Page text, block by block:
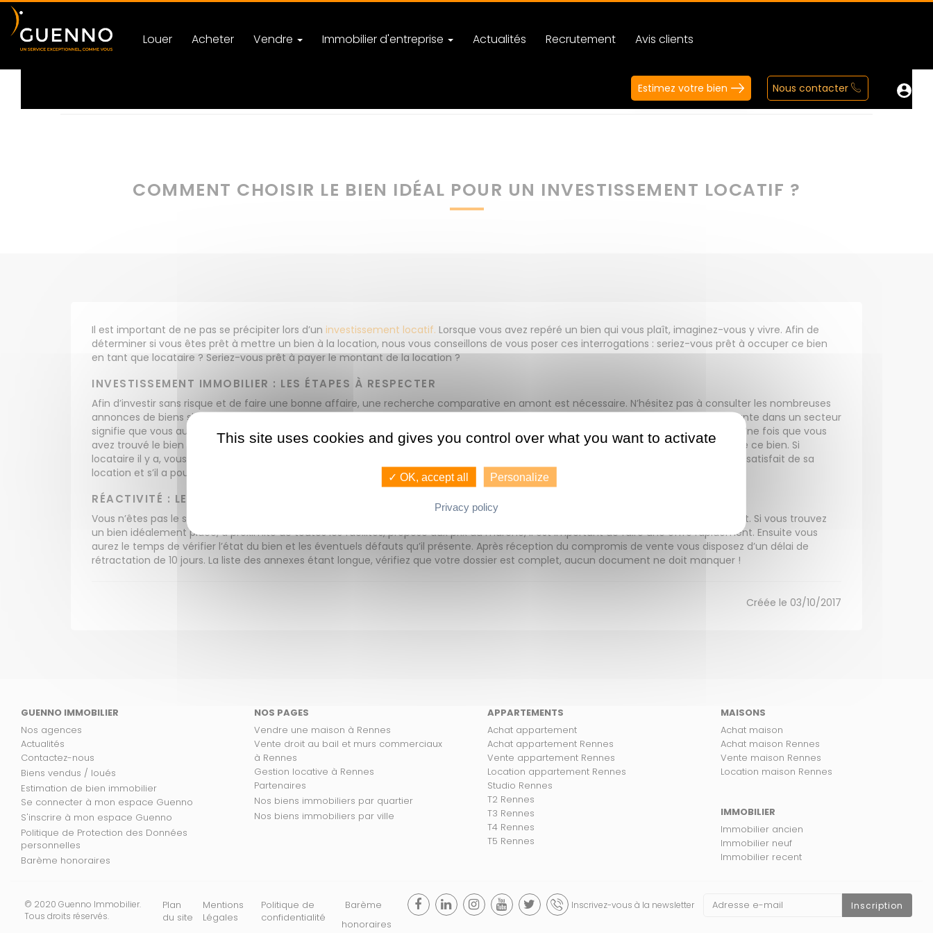
Louer Acheter Vendre Immobilier d'entreprise Actualités Recrutement Avis clients
Estimez votre bien Nous contacter
Comment choisir le bien idéal pour un investissement locatif ?
COMMENT CHOISIR LE BIEN IDÉAL POUR UN INVESTISSEMENT LOCATIF ?
Il est important de ne pas se précipiter lors d’un investissement locatif. Lorsque vous avez repéré un bien qui vous plaît, imaginez-vous y vivre. Afin de
déterminer si vous êtes prêt à mettre un bien à la location, nous vous conseillons de vous poser ces interrogations : seriez-vous prêt à occuper ce bien
en tant que locataire ? Seriez-vous prêt à payer le montant de la location ?
INVESTISSEMENT IMMOBILIER : LES ÉTAPES À RESPECTER
Afin d’investir sans risque et de faire une bonne affaire, une recherche comparative en amont est nécessaire. N’hésitez pas à consulter les nombreuses
annonces de biens similaires à louer dans le même secteur. L’offre et la demande doivent être en corrélation ; une offre trop importante dans un secteur
signifie que vous aurez des difficultés à trouver un locataire. Nous vous conseillons également de vous aligner sur les prix du marché. Une fois que vous
avez trouvé le bien de vos rêves, il reste quelques points à éclaircir avant de passer à son acquisition. Renseignez-vous sur la qualité de ce bien. Si
locataire il y a, vous pouvez l’interroger sur le montant du loyer, le bail et les conditions du bail… Vous pouvez aussi lui demander s’il est satisfait de sa
location et s’il a pour projet de changer de logement.
RÉACTIVITÉ : LE MAÎTRE-MOT LORS D’UN INVESTISSEMENT LOCATIF
Vous n’êtes pas le seul à avoir l’intention d’investir. Vous devez être alerte car le bien idéal risque de ne pas être disponible indéfiniment. Si vous trouvez
un bien idéalement placé, à proximité de toutes les facilités, proposé aux prix du marché, il est important de faire une offre rapidement. Ensuite vous
aurez le temps de vérifier l’état du bien et les éventuels défauts qu’il présente. Après réception du compromis de vente vous disposez d’un délai de
rétractation de 10 jours. La liste des annexes étant longue, vérifiez que votre dossier est complet, aucun document ne doit manquer !
Créée le 03/10/2017
GUENNO IMMOBILIER
Nos agences
Actualités
Contactez-nous
Biens vendus / loués
Estimation de bien immobilier
Se connecter à mon espace Guenno
S'inscrire à mon espace Guenno
Politique de Protection des Données
personnelles
Barème honoraires
NOS PAGES
Vendre une maison à Rennes
Vente droit au bail et murs commerciaux
à Rennes
Gestion locative à Rennes
Partenaires
Nos biens immobiliers par quartier
Nos biens immobiliers par ville
APPARTEMENTS
Achat appartement
Achat appartement Rennes
Vente appartement Rennes
Location appartement Rennes
Studio Rennes
T2 Rennes
T3 Rennes
T4 Rennes
T5 Rennes
MAISONS
Achat maison
Achat maison Rennes
Vente maison Rennes
Location maison Rennes
IMMOBILIER
Immobilier ancien
Immobilier neuf
Immobilier recent
© 2020 Guenno Immobilier.
Tous droits réservés.
Plan
du site
Mentions
Légales
Politique de
confidentialité
Barème
honoraires
Inscrivez-vous à la newsletter Inscription
This site uses cookies and gives you control over what you want to activate
✓ OK, accept all Personalize
Privacy policy